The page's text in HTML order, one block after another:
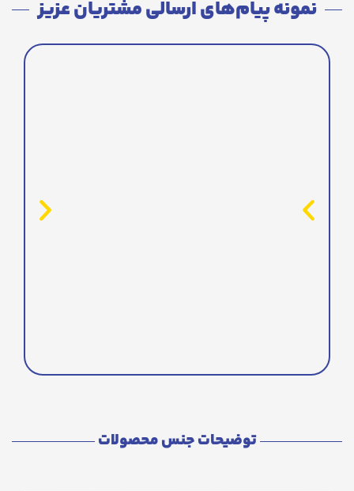
نمونه پیام‌های ارسالی مشتریان عزیز
توضیحات جنس محصولات